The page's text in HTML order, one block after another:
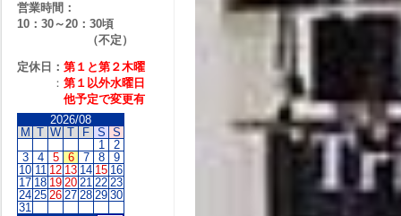
営業時間：
10：30～20：30頃
（不定）
定休日： 第１と第２木曜
： 第１以外水曜日
他予定で変更有
2026/08
M T W T F S S
1
2
3
4 5 6 7 8
9
10 11 12 13 14 15 16
17 18 19 20 21 22 23
24 25 26 27 28 29 30
31